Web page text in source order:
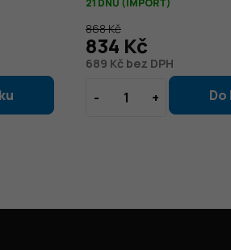
689 Kč bez DPH
868 Kč
834 Kč